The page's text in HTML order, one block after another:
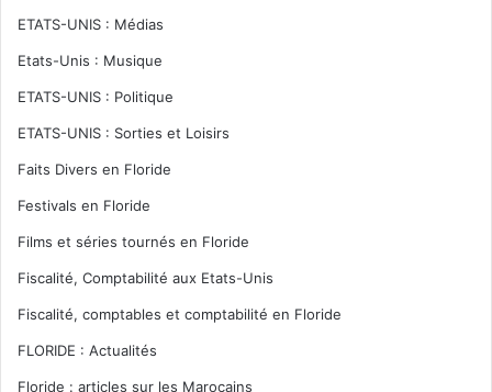
ETATS-UNIS : Médias
Etats-Unis : Musique
ETATS-UNIS : Politique
ETATS-UNIS : Sorties et Loisirs
Faits Divers en Floride
Festivals en Floride
Films et séries tournés en Floride
Fiscalité, Comptabilité aux Etats-Unis
Fiscalité, comptables et comptabilité en Floride
FLORIDE : Actualités
Floride : articles sur les Marocains